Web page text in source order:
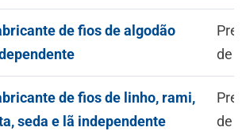
de fios de algodão
de
de fios de linho, rami,
seda e lã independente
de